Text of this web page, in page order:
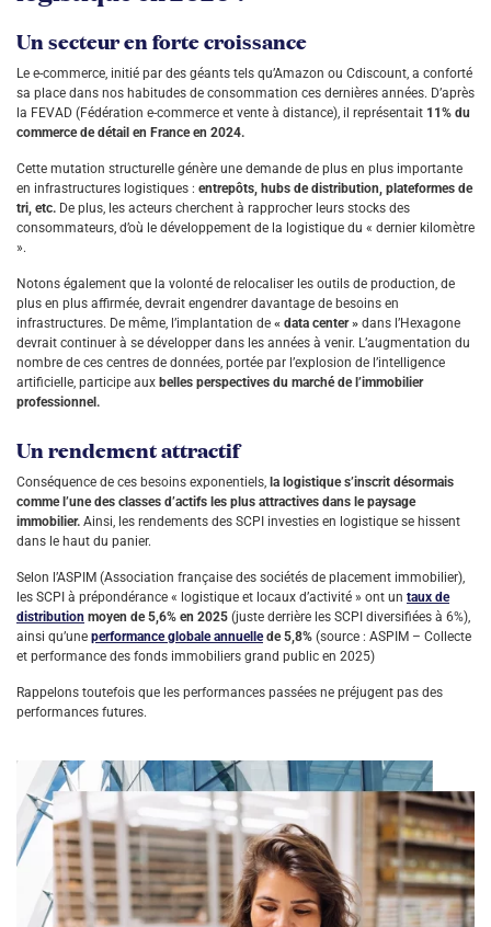
Un secteur en forte croissance
Le e-commerce, initié par des géants tels qu’Amazon ou Cdiscount, a conforté
sa place dans nos habitudes de consommation ces dernières années. D’après
la FEVAD (Fédération e-commerce et vente à distance), il représentait 11% du
commerce de détail en France en 2024.
Cette mutation structurelle génère une demande de plus en plus importante
en infrastructures logistiques : entrepôts, hubs de distribution, plateformes de
tri, etc. De plus, les acteurs cherchent à rapprocher leurs stocks des
consommateurs, d’où le développement de la logistique du « dernier kilomètre
».
Notons également que la volonté de relocaliser les outils de production, de
plus en plus affirmée, devrait engendrer davantage de besoins en
infrastructures. De même, l’implantation de « data center » dans l’Hexagone
devrait continuer à se développer dans les années à venir. L’augmentation du
nombre de ces centres de données, portée par l’explosion de l’intelligence
artificielle, participe aux belles perspectives du marché de l’immobilier
professionnel.
Un rendement attractif
Conséquence de ces besoins exponentiels, la logistique s’inscrit désormais
comme l’une des classes d’actifs les plus attractives dans le paysage
immobilier. Ainsi, les rendements des SCPI investies en logistique se hissent
dans le haut du panier.
Selon l’ASPIM (Association française des sociétés de placement immobilier),
les SCPI à prépondérance « logistique et locaux d’activité » ont un taux de
distribution moyen de 5,6% en 2025 (juste derrière les SCPI diversifiées à 6%),
ainsi qu’une performance globale annuellede 5,8% (source : ASPIM – Collecte
et performance des fonds immobiliers grand public en 2025)
Rappelons toutefois que les performances passées ne préjugent pas des
performances futures.